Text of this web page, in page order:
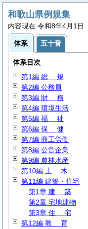
和歌山県例規集
内容現在 令和8年4月1日
体系 五十音
体系目次
第1編 総 規
第2編 公務員
第3編 財 務
第4編 環境生活
第5編 福 祉
第6編 保 健
第7編 商工労働
第8編 公営企業
第9編 農林水産
第10編 土 木
第11編 建築・住宅
第1章 建 築
第2章 宅地建物
第3章 住 宅
第12編 教 育